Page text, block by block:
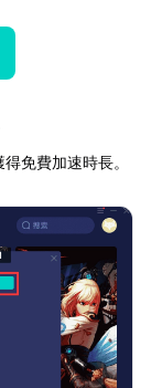
免費加速時長。